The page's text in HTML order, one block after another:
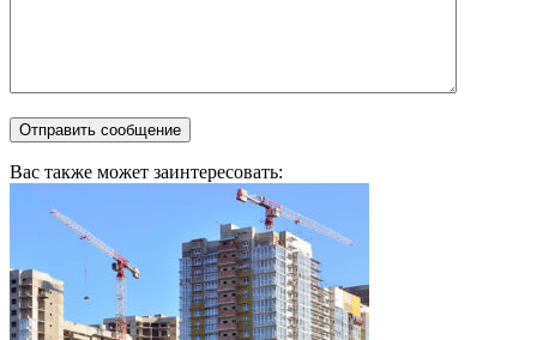
Вас также может заинтересовать: